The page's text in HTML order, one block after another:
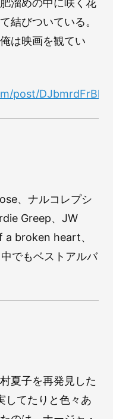
溜めの中に咲く花
結びついている。
は映画を観てい
post/
、ナルコレプシ
Greep、JW
broken heart、
でもベストアルバ
夏子を再発見した
してたりと色々あ